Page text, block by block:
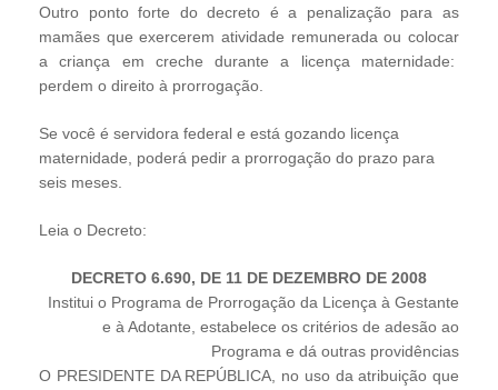
Outro ponto forte do decreto é a penalização para as
mamães que exercerem atividade remunerada ou colocar
a criança em creche durante a licença maternidade:
perdem o direito à prorrogação.
Se você é servidora federal e está gozando licença
maternidade, poderá pedir a prorrogação do prazo para
seis meses.
Leia o Decreto:
DECRETO 6.690, DE 11 DE DEZEMBRO DE 2008
Institui o Programa de Prorrogação da Licença à Gestante
e à Adotante, estabelece os critérios de adesão ao
Programa e dá outras providências
O PRESIDENTE DA REPÚBLICA, no uso da atribuição que